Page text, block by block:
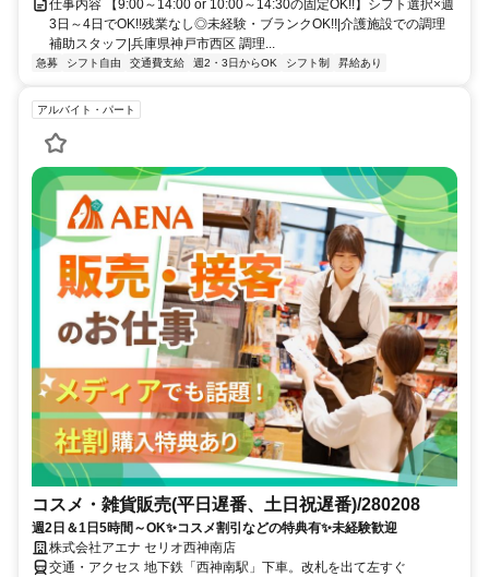
仕事内容 【9:00～14:00 or 10:00～14:30の固定OK!!】シフト選択×週
3日～4日でOK!!残業なし◎未経験・ブランクOK!!|介護施設での調理
補助スタッフ|兵庫県神戸市西区 調理...
急募 シフト自由 交通費支給 週2・3日からOK シフト制 昇給あり
アルバイト・パート
コスメ・雑貨販売(平日遅番、土日祝遅番)/280208
週2日＆1日5時間～OK✨コスメ割引などの特典有✨未経験歓迎
株式会社アエナ セリオ西神南店
交通・アクセス 地下鉄「西神南駅」下車。改札を出て左すぐ